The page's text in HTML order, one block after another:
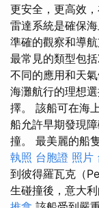
更安全，更高效
雷達系統是確保
準確的觀察和導
最常見的類型包
不同的應用和天
海灘航行的理想
擇。 該船可在海
船允許早期發現
撞。 最美麗的船
執照 台胞證 照片
到彼得羅瓦克（
生碰撞後，意大